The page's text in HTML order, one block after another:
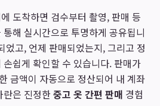
도착하면 검수부터 촬영, 판매 등
해 실시간으로 투명하게 공유됩니
었고, 언제 판매되었는지, 그리고 정
쉽게 확인할 수 있습니다. 판매가
금액이 자동으로 정산되어 내 계좌
란은 진정한중고 옷 간편 판매 경험